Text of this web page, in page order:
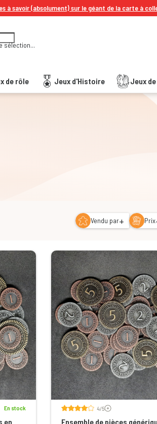
à savoir (absolument) sur le géant de la carte à
sélection...
de rôle Jeux d'Histoire Jeux
Vendu par+ Prix
En stock
en
4/5Voir les avis
Ensemble de pièces